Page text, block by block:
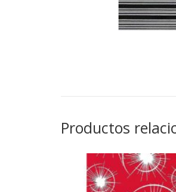
Productos